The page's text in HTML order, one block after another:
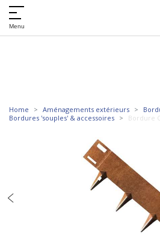
Menu
Home Aménagements extérieurs
Bordures 'souples' & accessoires
Bordure